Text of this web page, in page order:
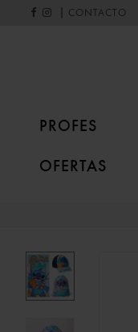
CONTACTO
PROFES
OFERTAS